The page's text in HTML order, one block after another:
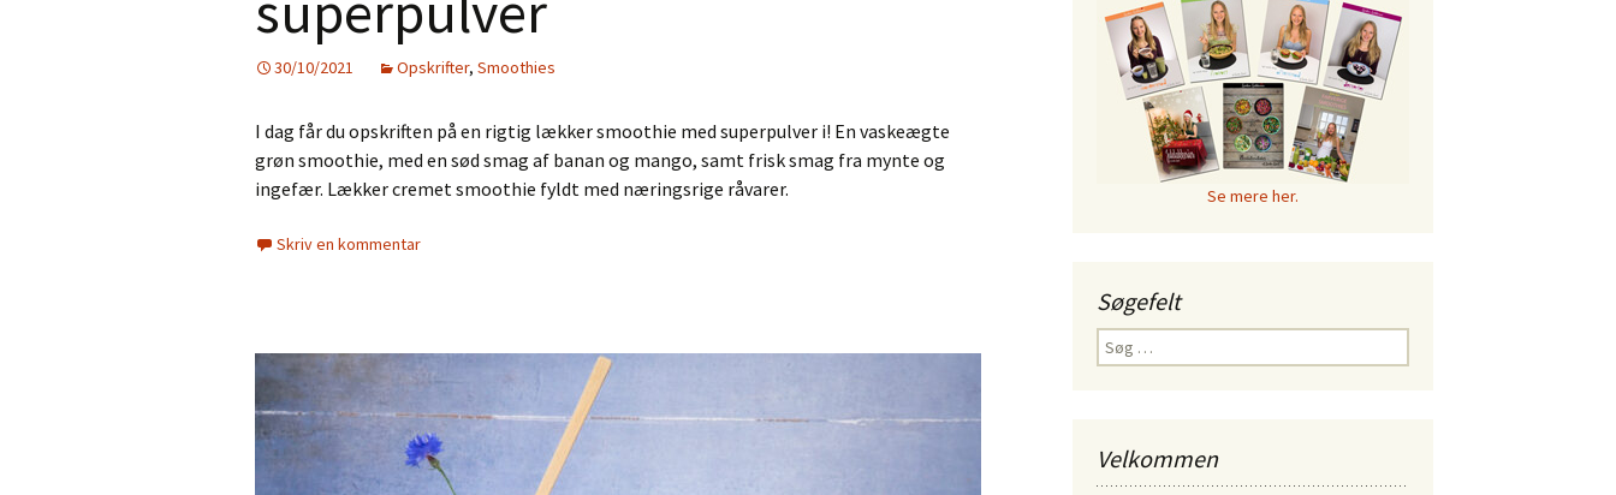
Jul
Personlig pleje
Mad til de små
30/10/2021 Opskrifter, Smoothies
I dag får du opskriften på en rigtig lækker smoothie med superpulver i! En vaskeægte
grøn smoothie, med en sød smag af banan og mango, samt frisk smag fra mynte og
ingefær. Lækker cremet smoothie fyldt med næringsrige råvarer.
Skriv en kommentar
Se mere her.
Søgefelt
Søg
efter:
Velkommen